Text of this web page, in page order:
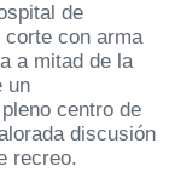
de
con arma
a mitad de la
un
centro de
discusión
recreo.